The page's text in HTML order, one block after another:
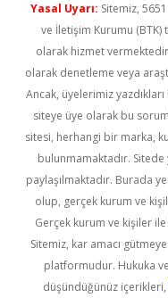
Yasal Uyarı: Sitemiz,
ve İletişim Kurumu (BTK)
olarak hizmet
olarak denetleme veya
Ancak, üyelerimiz
siteye üye olarak bu
sitesi, herhangi bir marka,
bulunmamaktadır. Sitede
paylaşılmaktadır. Burada
olup, gerçek kurum ve
Gerçek kurum ve kişiler
Sitemiz, kar amacı
platformudur. Hukuka
düşündüğünüz içerikleri,